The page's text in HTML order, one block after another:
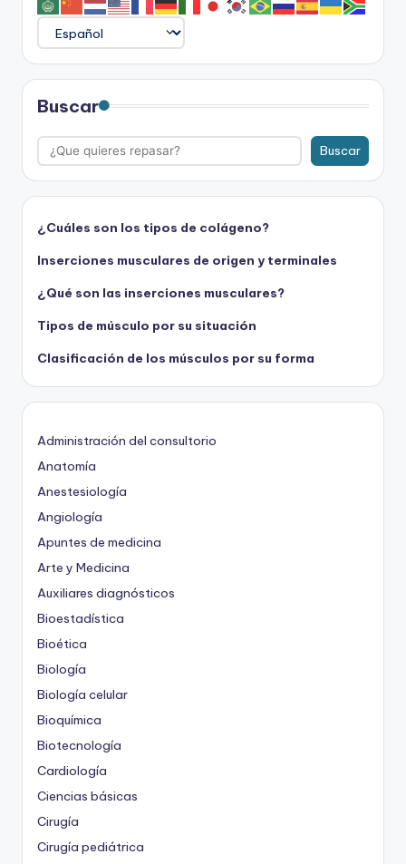
Buscar
Buscar
¿Cuáles son los tipos de colágeno?
Inserciones musculares de origen y terminales
¿Qué son las inserciones musculares?
Tipos de músculo por su situación
Clasificación de los músculos por su forma
Administración del consultorio
Anatomía
Anestesiología
Angiología
Apuntes de medicina
Arte y Medicina
Auxiliares diagnósticos
Bioestadística
Bioética
Biología
Biología celular
Bioquímica
Biotecnología
Cardiología
Ciencias básicas
Cirugía
Cirugía pediátrica